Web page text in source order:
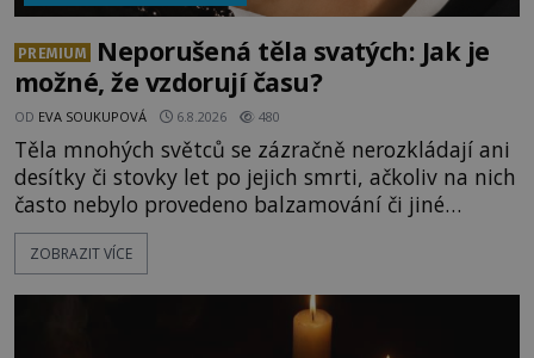
PREMIUM
Neporušená těla svatých: Jak je
možné, že vzdorují času?
OD EVA SOUKUPOVÁ 6.8.2026 480
Těla mnohých světců se zázračně nerozkládají ani
desítky či stovky let po jejich smrti, ačkoliv na nich
často nebylo provedeno balzamování či jiné
pokusy o konzervaci. Neporušené ostatky bývají
považovány za důkaz svatosti zemřelých. Jaké
ZOBRAZIT VÍCE